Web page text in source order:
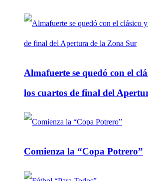
Almafuerte se quedó con el
los cuartos de final del
Comienza la “Copa Potrero”